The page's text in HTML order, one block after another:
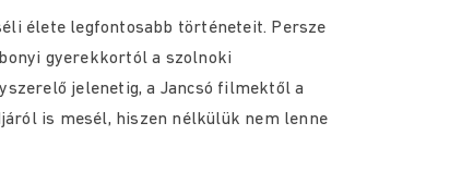
élete legfontosabb történeteit. Persze
gyerekkortól a szolnoki
jelenetig, a Jancsó filmektől a
is mesél, hiszen nélkülük nem lenne